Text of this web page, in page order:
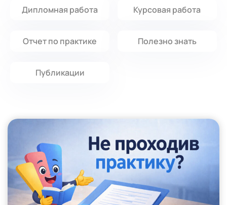
Дипломная работа Курсовая работа
Отчет по практике Полезно знать
Публикации